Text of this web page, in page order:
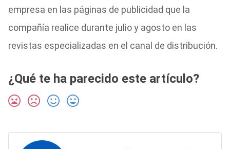
empresa en las páginas de publicidad que la
compañía realice durante julio y agosto en las
revistas especializadas en el canal de distribución.
¿Qué te ha parecido este artículo?